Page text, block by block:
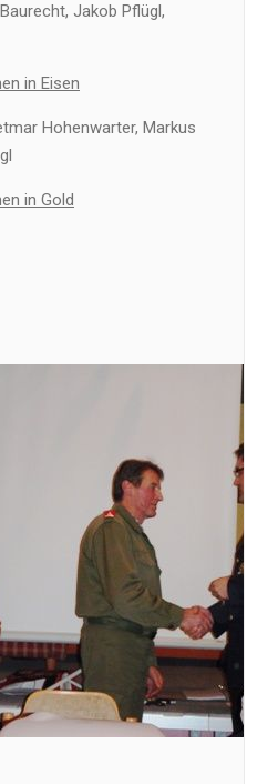
Jakob Pflügl,
Nemas
in Eisen
Hohenwarter, Markus
in Gold